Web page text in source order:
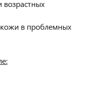
в проблемных